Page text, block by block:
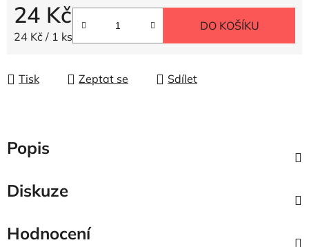
24 Kč
Měrná cena:
24 Kč / 1 ks
DO KOŠÍKU
Tisk Zeptat se Sdílet
Popis
Diskuze
Hodnocení